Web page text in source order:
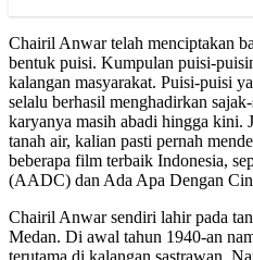
Chairil Anwar telah menciptakan
bentuk puisi. Kumpulan puisi-
kalangan masyarakat. Puisi-puisi
selalu berhasil menghadirkan
karyanya masih abadi hingga kini.
tanah air, kalian pasti pernah
beberapa film terbaik Indonesia,
(AADC) dan Ada Apa Dengan
Chairil Anwar sendiri lahir pada
Medan. Di awal tahun 1940-an